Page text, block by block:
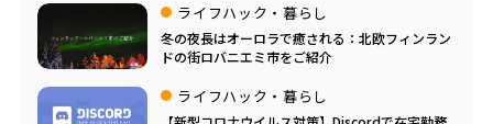
ライフハック・暮らし
冬の夜長はオーロラで癒される：北欧フィンラン
ドの街ロバニエミ市をご紹介
ライフハック・暮らし